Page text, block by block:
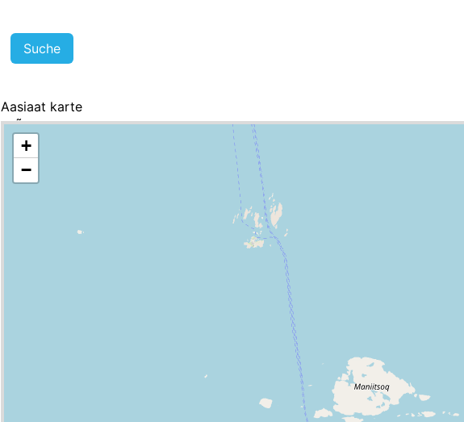
Aasiaat karte
GrÃ¶nland, Städte-Liste
+
−